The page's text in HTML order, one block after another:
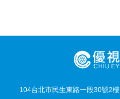
104台北市民生東路一段30號2樓